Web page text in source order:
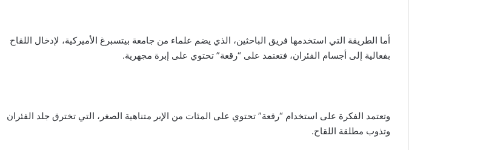
أما الطريقة التي استخدمها فريق الباحثين، الذي يضم علماء من جامعة بيتسبرغ الأميركية، لإدخال اللقاح
بفعالية إلى أجسام الفئران، فتعتمد على “رقعة” تحتوي على إبرة مجهرية.
وتعتمد الفكرة على استخدام “رقعة” تحتوي على المئات من الإبر متناهية الصغر، التي تخترق جلد الفئران
وتذوب مطلقة اللقاح.